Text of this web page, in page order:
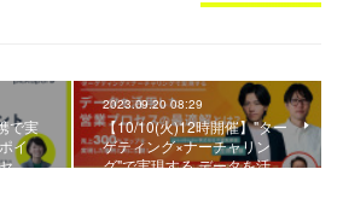
で実
イ
セ…
2023.09.20 08:29
【10/10(火)12時開催】"ター
ゲティング×ナーチャリン
グ"で実現する データを活…